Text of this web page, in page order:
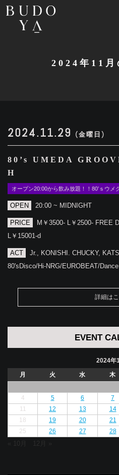
2024年11月
2024.11.29 (金曜日)
80’s UMEDA
H
オープン20:00から飲み放題！！80’ｓウメ
OPEN 20:00 ~ MIDNIGHT
PRICE
M￥3500- L￥2500- FREE
L￥15001-d
ACT
Jr., KONISHI. CHUCKY,
80'sDisco/Hi-NRG/EUROBEAT/
詳細は
EVENT
2024年
月
火 水 木
4
5 6 7
11
12 13 14
18
19 20 21
25
26 27 28
« 10月 12月 »